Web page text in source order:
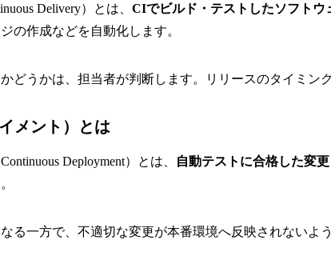
Delivery）とは、 CIでビルド・テストしたソフト
の作成などを自動化します。
どうかは、担当者が判断します。リリースのタイミン
メント）とは
Deployment）とは、 自動テストに合格した変
る一方で、不適切な変更が本番環境へ反映されないよ